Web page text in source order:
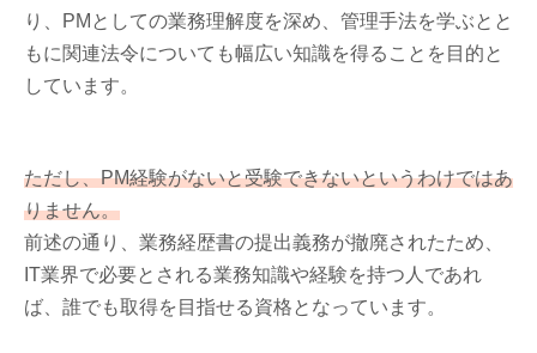
り、PMとしての業務理解度を深め、管理手法を学ぶとと
もに関連法令についても幅広い知識を得ることを目的と
しています。
ただし、PM経験がないと受験できないというわけではあ
りません。
前述の通り、業務経歴書の提出義務が撤廃されたため、
IT業界で必要とされる業務知識や経験を持つ人であれ
ば、誰でも取得を目指せる資格となっています。